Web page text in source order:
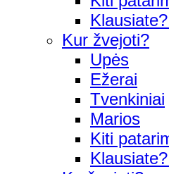
Kur žvejoti?
Upės
Ežerai
Tvenkiniai
Marios
Kiti